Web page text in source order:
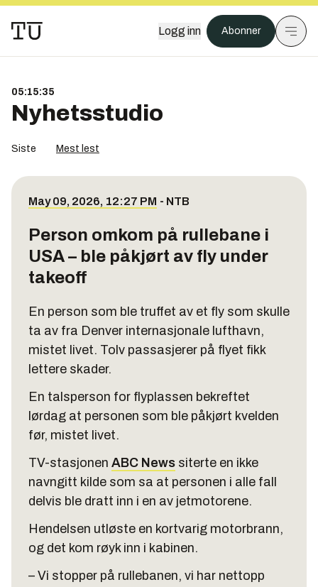
Logg inn Abonner
05:15:35
Nyhetsstudio
Siste Mest lest
May 09, 2026, 12:27 PM - NTB
Person omkom på rullebane i
USA – ble påkjørt av fly under
takeoff
En person som ble truffet av et fly som skulle
ta av fra Denver internasjonale lufthavn,
mistet livet. Tolv passasjerer på flyet fikk
lettere skader.
En talsperson for flyplassen bekreftet
lørdag at personen som ble påkjørt kvelden
før, mistet livet.
TV-stasjonen ABC News siterte en ikke
navngitt kilde som sa at personen i alle fall
delvis ble dratt inn i en av jetmotorene.
Hendelsen utløste en kortvarig motorbrann,
og det kom røyk inn i kabinen.
– Vi stopper på rullebanen, vi har nettopp